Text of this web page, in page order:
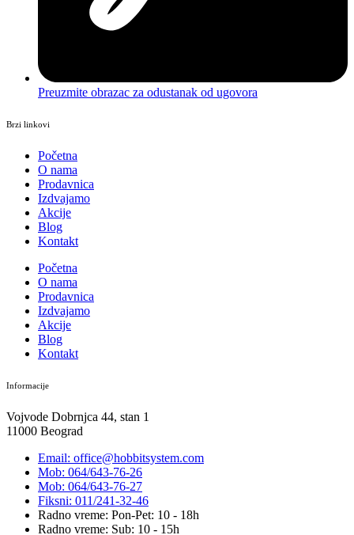
Preuzmite obrazac za odustanak od ugovora
Brzi linkovi
Početna
O nama
Prodavnica
Izdvajamo
Akcije
Blog
Kontakt
Početna
O nama
Prodavnica
Izdvajamo
Akcije
Blog
Kontakt
Informacije
Vojvode Dobrnjca 44, stan 1
11000 Beograd
Email: office@hobbitsystem.com
Mob: 064/643-76-26
Mob: 064/643-76-27
Fiksni: 011/241-32-46
Radno vreme: Pon-Pet: 10 - 18h
Radno vreme: Sub: 10 - 15h